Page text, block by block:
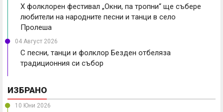
X фолклорен фестивал „Окни, па тропни“ ще събере
любители на народните песни и танци в село
Пролеша
04 Август 2026
С песни, танци и фолклор Безден отбеляза
традиционния си събор
ИЗБРАНО
10 Юни 2026